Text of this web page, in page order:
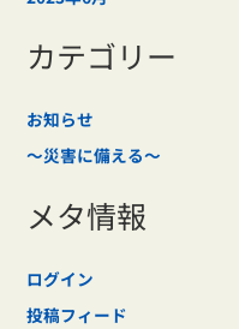
カテゴリー
お知らせ
～災害に備える～
メタ情報
ログイン
投稿フィード